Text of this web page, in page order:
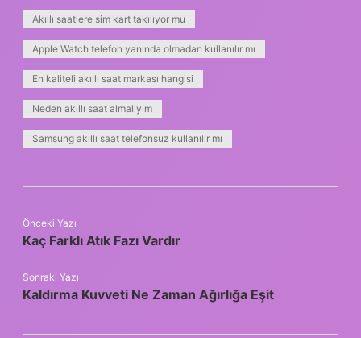
Akıllı saatlere sim kart takılıyor mu
Apple Watch telefon yanında olmadan kullanılır mı
En kaliteli akıllı saat markası hangisi
Neden akıllı saat almalıyım
Samsung akıllı saat telefonsuz kullanılır mı
Önceki Yazı
Kaç Farklı Atık Fazı Vardır
Sonraki Yazı
Kaldırma Kuvveti Ne Zaman Ağırlığa Eşit